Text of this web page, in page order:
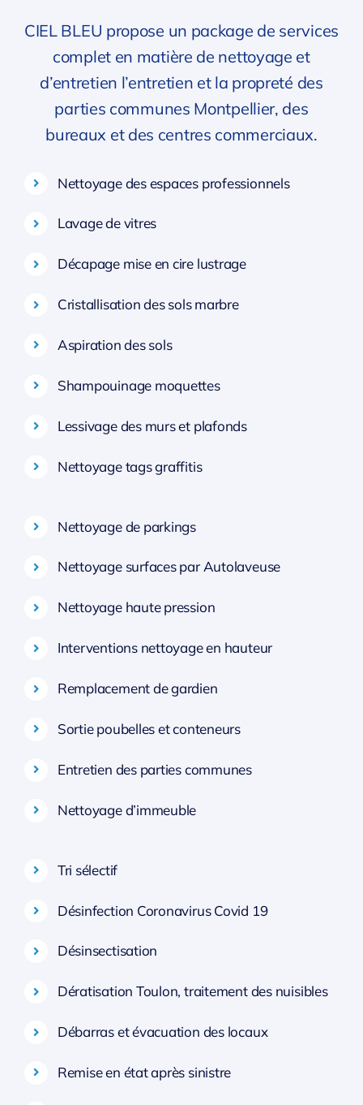
CIEL BLEU propose un package de services
complet en matière de nettoyage et
d’entretien l’entretien et la propreté des
parties communes Montpellier, des
bureaux et des centres commerciaux.
Nettoyage des espaces professionnels
Lavage de vitres
Décapage mise en cire lustrage
Cristallisation des sols marbre
Aspiration des sols
Shampouinage moquettes
Lessivage des murs et plafonds
Nettoyage tags graffitis
Nettoyage de parkings
Nettoyage surfaces par Autolaveuse
Nettoyage haute pression
Interventions nettoyage en hauteur
Remplacement de gardien
Sortie poubelles et conteneurs
Entretien des parties communes
Nettoyage d’immeuble
Tri sélectif
Désinfection Coronavirus Covid 19
Désinsectisation
Dératisation Toulon, traitement des nuisibles
Débarras et évacuation des locaux
Remise en état après sinistre